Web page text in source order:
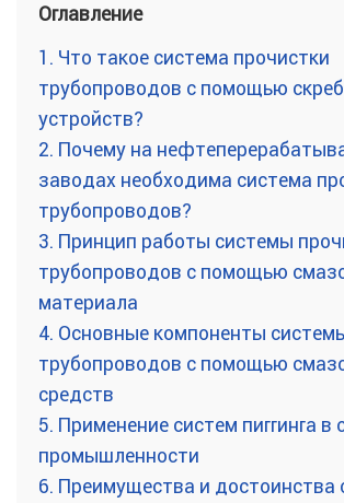
Оглавление
1. Что такое система прочистки
трубопроводов с помощью
устройств?
2. Почему на
заводах необходима система
трубопроводов?
3. Принцип работы системы
трубопроводов с помощью
материала
4. Основные компоненты
трубопроводов с помощью
средств
5. Применение систем пиггинга в
промышленности
6. Преимущества и достоинства